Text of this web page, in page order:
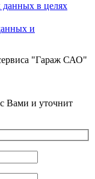
данных в целях
и
Вами и уточнит